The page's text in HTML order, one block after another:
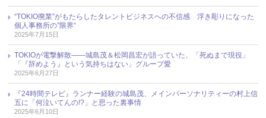
“TOKIO廃業”がもたらしたタレントビジネスへの不信感 浮き彫りになった
個人事務所の”限界“
2025年7月15日
TOKIOが電撃解散――城島茂＆松岡昌宏が語っていた、「死ぬまで現役」
「『辞めよう』という気持ちはない」グループ愛
2025年6月27日
『24時間テレビ』ランナー経験の城島茂、メインパーソナリティーの村上信
五に「何泣いてんの!?」と思った裏事情
2025年6月10日